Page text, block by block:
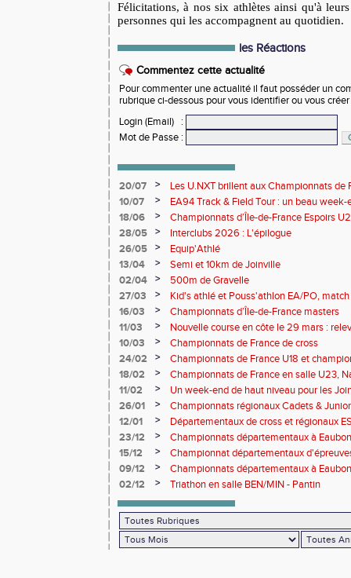
Félicitations, à nos six athlètes ainsi qu'à
personnes qui les accompagnent au quotidien.
les Réactions
Commentez cette actualité
Pour commenter une actualité il faut posséder un
rubrique ci-dessous pour vous identifier ou vous
Login (Email)
:
Mot de Passe :
20/07 >
Les U.NXT brillent aux Championnats de
une pluie de performances
10/07 >
EA94 Track & Field Tour : un beau
18/06
>
Championnats d’Île-de-France Espoirs
28/05
>
Interclubs 2026 : L'épilogue
26/05
>
Equip'Athlé
13/04
>
Semi et 10km de Joinville
02/04
>
500m de Gravelle
27/03
>
Kid's athlé et Pouss'athlon EA/PO,
championnat LIFA épreuves combinées
16/03 >
Championnats d’Île-de-France masters
11/03
>
Nouvelle course en côte le 29 mars :
10/03
>
Championnats de France de cross
24/02
>
Championnats de France U18 et
Lancers Long
18/02 >
Championnats de France en salle U23,
de cross-country
11/02 >
Un week-end de haut niveau pour les
26/01
>
Championnats régionaux Cadets &
performances avant le Meeting de Paris
12/01 >
Départementaux de cross et régionaux
23/12
>
Championnats départementaux à
15/12
>
Championnat départementaux
09/12
>
Championnats départementaux à
02/12
> Triathon en salle BEN/MIN - Pantin